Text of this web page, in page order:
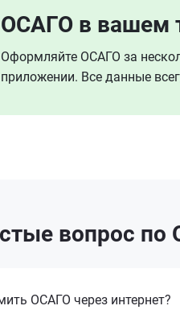
ОСАГО в вашем
Оформляйте ОСАГО за
приложении. Все данные
вопрос по
ОСАГО через интернет?